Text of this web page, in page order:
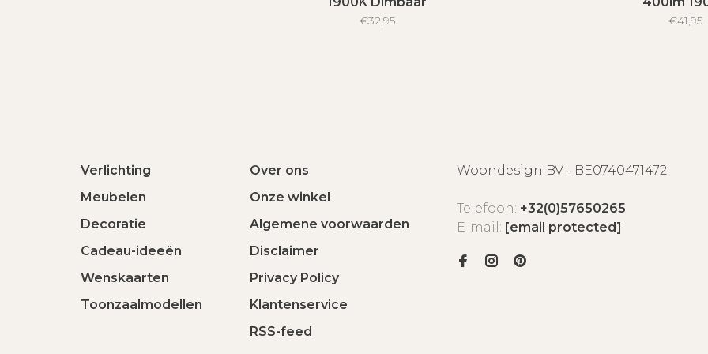
€32,95 €41,95
Verlichting
Meubelen
Decoratie
Cadeau-ideeën
Wenskaarten
Toonzaalmodellen
Over ons
Onze winkel
Algemene voorwaarden
Disclaimer
Privacy Policy
Klantenservice
RSS-feed
Woondesign BV - BE0740471472
Telefoon: +32(0)57650265
E-mail: [email protected]